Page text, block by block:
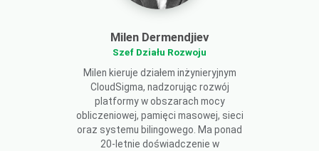
Milen Dermendjiev
Szef Działu Rozwoju
Milen kieruje działem inżynieryjnym
CloudSigma, nadzorując rozwój
platformy w obszarach mocy
obliczeniowej, pamięci masowej, sieci
oraz systemu bilingowego. Ma ponad
20-letnie doświadczenie w